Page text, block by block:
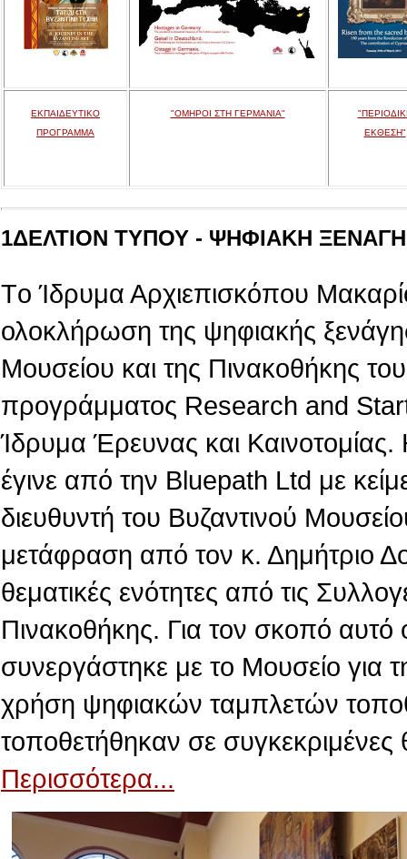
ΕΚΠΑΙΔΕΥΤΙΚΟ
ΠΡΟΓΡΑΜΜΑ
"ΟΜΗΡΟΙ ΣΤΗ ΓΕΡΜΑΝΙΑ"
ΕΚΘΕΣΗ"
1ΔΕΛΤΙΟΝ ΤΥΠΟΥ - ΨΗΦΙΑΚΗ
Tο Ίδρυμα Αρχιεπισκόπου
ολοκλήρωση της ψηφιακής
Μουσείου και της Πινακοθήκης
προγράμματος Research and
Ίδρυμα Έρευνας και
έγινε από την Βluepath Ltd με
διευθυντή του Βυζαντινού
μετάφραση από τον κ. Δημήτριο
θεματικές ενότητες από τις
Πινακοθήκης. Για τον σκοπό
συνεργάστηκε με το Μουσείο για
χρήση ψηφιακών ταμπλετών
τοποθετήθηκαν σε
Περισσότερα...